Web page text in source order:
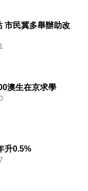
市民冀多舉辦助改
澳生在京求學
升0.5%